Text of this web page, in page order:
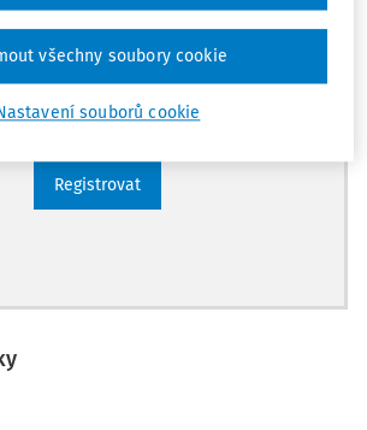
placené články na webu
přehled pracovních situací
časopisů
Registrovat
souborů cookie
všechny soubory cookie